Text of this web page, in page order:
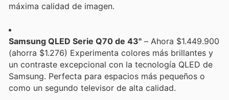
máxima calidad de imagen.
Samsung QLED Serie Q70 de 43" – Ahora $1.449.900
(ahorra $1.276) Experimenta colores más brillantes y
un contraste excepcional con la tecnología QLED de
Samsung. Perfecta para espacios más pequeños o
como un segundo televisor de alta calidad.